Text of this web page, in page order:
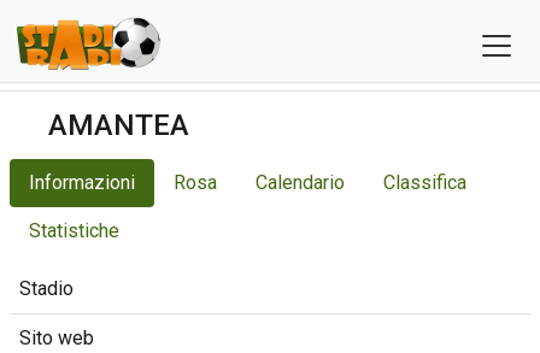
AMANTEA
Informazioni Rosa Calendario Classifica
Statistiche
Stadio
Sito web